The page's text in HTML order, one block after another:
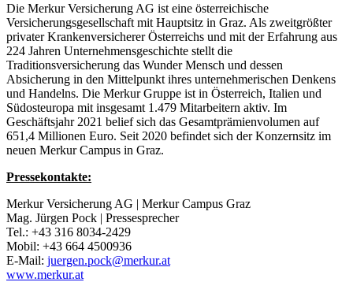
Die Merkur Versicherung AG ist eine österreichische
Versicherungsgesellschaft mit Hauptsitz in Graz. Als zweitgrößter
privater Krankenversicherer Österreichs und mit der Erfahrung aus
224 Jahren Unternehmensgeschichte stellt die
Traditionsversicherung das Wunder Mensch und dessen
Absicherung in den Mittelpunkt ihres unternehmerischen Denkens
und Handelns. Die Merkur Gruppe ist in Österreich, Italien und
Südosteuropa mit insgesamt 1.479 Mitarbeitern aktiv. Im
Geschäftsjahr 2021 belief sich das Gesamtprämienvolumen auf
651,4 Millionen Euro. Seit 2020 befindet sich der Konzernsitz im
neuen Merkur Campus in Graz.
Pressekontakte:
Merkur Versicherung AG | Merkur Campus Graz
Mag. Jürgen Pock | Pressesprecher
Tel.: +43 316 8034-2429
Mobil: +43 664 4500936
E-Mail: juergen.pock@merkur.at
www.merkur.at